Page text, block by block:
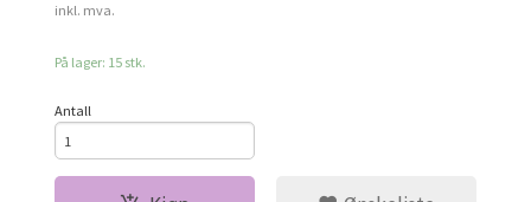
inkl. mva.
På lager: 15 stk.
Antall